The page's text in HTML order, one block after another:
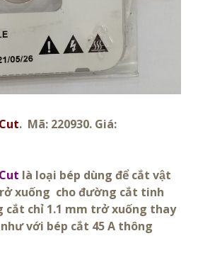
. Mã: 220930. Giá:
là loại bép dùng để cắt vật
xuống cho đường cắt tinh
cắt chỉ 1.1 mm trở xuống thay
với bép cắt 45 A thông